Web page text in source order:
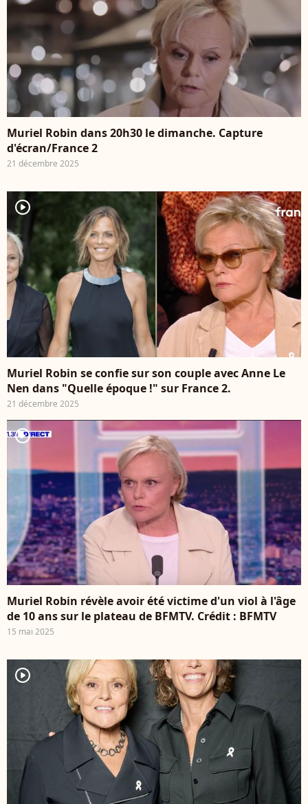
Muriel Robin dans 20h30 le dimanche. Capture
d'écran/France 2
21 décembre 2025
player2
Muriel Robin se confie sur son couple avec Anne Le
Nen dans "Quelle époque !" sur France 2.
21 décembre 2025
player2
Muriel Robin révèle avoir été victime d'un viol à l'âge
de 10 ans sur le plateau de BFMTV. Crédit : BFMTV
15 mai 2025
player2